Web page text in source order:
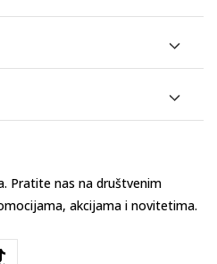
Pratite nas na društvenim
akcijama i novitetima.